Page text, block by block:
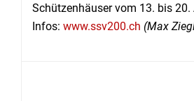
Schützenhäuser vom 13. bis 20.
Infos: www.ssv200.ch (Max